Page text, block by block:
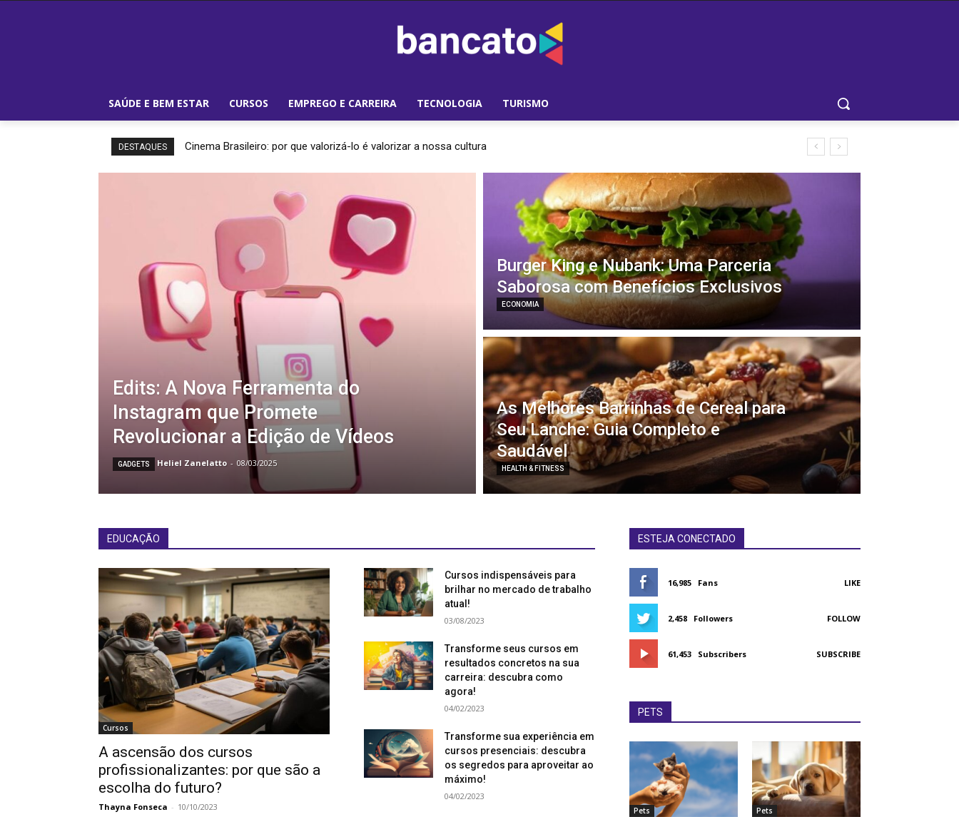
SAÚDE E BEM ESTAR CURSOS EMPREGO E CARREIRA TECNOLOGIA TURISMO
DESTAQUES Cinema Brasileiro: por que valorizá-lo é valorizar a nossa cultura
Edits: A Nova Ferramenta do
Instagram que Promete
Revolucionar a Edição de Vídeos
GADGETS Heliel Zanelatto - 08/03/2025
Burger King e Nubank: Uma Parceria
Saborosa com Benefícios Exclusivos
ECONOMIA
As Melhores Barrinhas de Cereal para
Seu Lanche: Guia Completo e
Saudável
HEALTH & FITNESS
EDUCAÇÃO
Cursos
A ascensão dos cursos
profissionalizantes: por que são a
escolha do futuro?
Thayna Fonseca - 10/10/2023
Cursos indispensáveis para
brilhar no mercado de trabalho
atual!
03/08/2023
Transforme seus cursos em
resultados concretos na sua
carreira: descubra como
agora!
04/02/2023
Transforme sua experiência em
cursos presenciais: descubra
os segredos para aproveitar ao
máximo!
04/02/2023
ESTEJA CONECTADO
16,985 Fans LIKE
2,458 Followers FOLLOW
61,453 Subscribers SUBSCRIBE
PETS
Pets Pets